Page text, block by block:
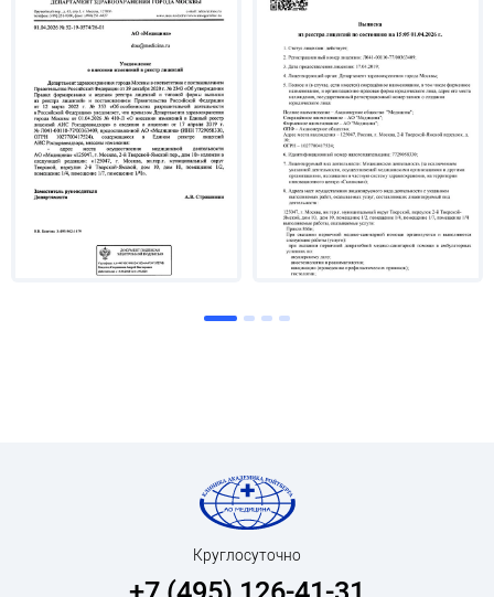
Проведение функциональных обследований
слуха и выдача заключений для подтверждения
отоневрологических заболеваний
Сертификаты
1994 г. – Повышение квалификации по курсу
«Сурдология» на базе Ленинградского НИИ уха,
горла, носа и расстройств речи
1996 – 2000 гг. – Курсы повышения
квалификации «Теоретические и практические
основы профпатологии. Организация
переподготовке «Сурдология-
оториноларингология»
2021 г. – Свидетельство об аккредитации
специалиста по специальности «Сурдология-
Круглосуточно